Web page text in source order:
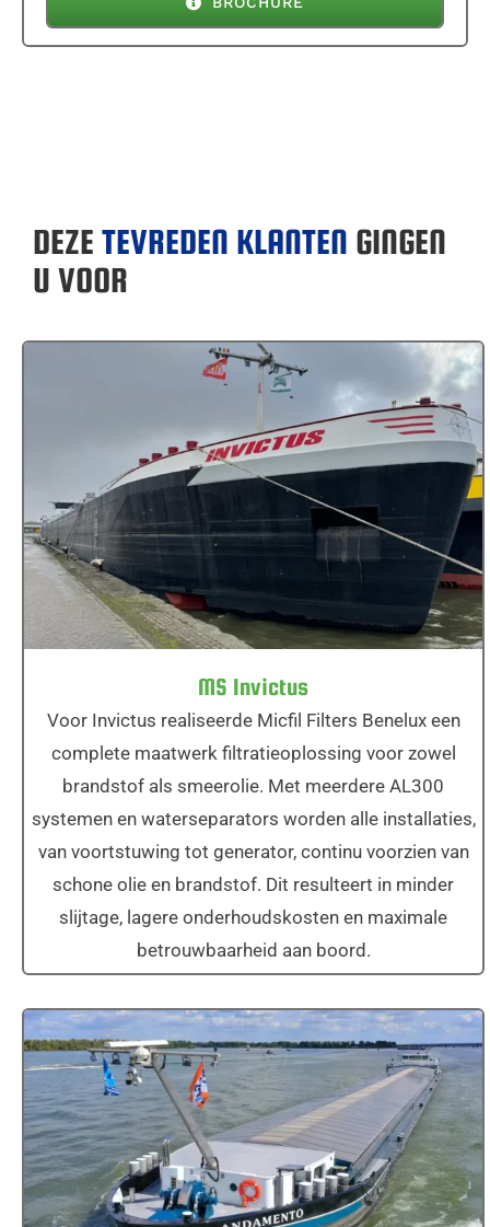
DEZE TEVREDEN KLANTEN GINGEN
U VOOR
MS Invictus
MS Invictus
Voor Invictus realiseerde Micfil Filters Benelux een
complete maatwerk filtratieoplossing voor zowel
brandstof als smeerolie. Met meerdere AL300
systemen en waterseparators worden alle installaties,
van voortstuwing tot generator, continu voorzien van
schone olie en brandstof. Dit resulteert in minder
slijtage, lagere onderhoudskosten en maximale
betrouwbaarheid aan boord.
MS Andamento